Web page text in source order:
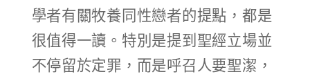
學者有關牧養同性戀者的提點，都是
很值得一讀。特別是提到聖經立場並
不停留於定罪，而是呼召人要聖潔，